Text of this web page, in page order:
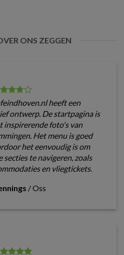
ONS ZEGGEN
heeft een
ontwerp. De startpagina is
inspirerende foto's van
Het menu is goed
het eenvoudig is om
secties te navigeren, zoals
en vliegtickets.
/Oss